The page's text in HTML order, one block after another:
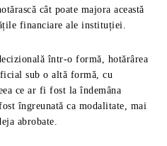
cât poate majora această
financiare ale instituției.
într-o formă, hotărârea
sub o altă formă, cu
ce ar fi fost la îndemâna
îngreunată ca modalitate, mai
abrobate.